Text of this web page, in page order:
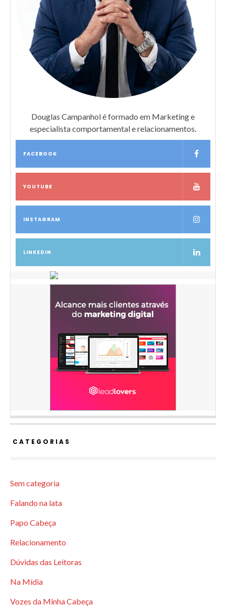
Douglas Campanhol é formado em Marketing e
especialista comportamental e relacionamentos.
FACEBOOK
YOUTUBE
INSTAGRAM
LINKEDIN
CATEGORIAS
Sem categoria
Falando na lata
Papo Cabeça
Relacionamento
Dúvidas das Leitoras
Na Mídia
Vozes da Minha Cabeça